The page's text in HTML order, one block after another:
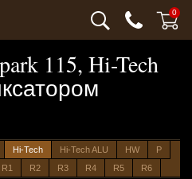
0
115, Hi-Tech
Hi-Tech Hi-Tech ALU HW
P
R1 R2 R3 R4 R5 R6